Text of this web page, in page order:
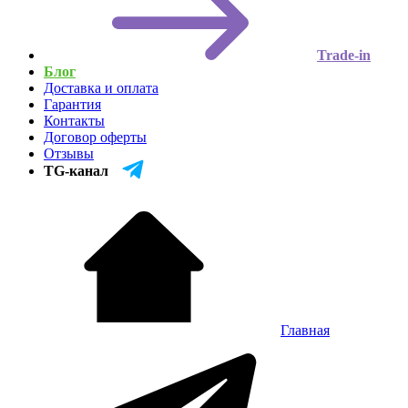
Trade-in
Блог
Доставка и оплата
Гарантия
Контакты
Договор оферты
Отзывы
TG-канал
Главная